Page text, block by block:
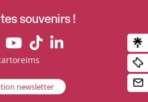
souvenirs !
newsletter